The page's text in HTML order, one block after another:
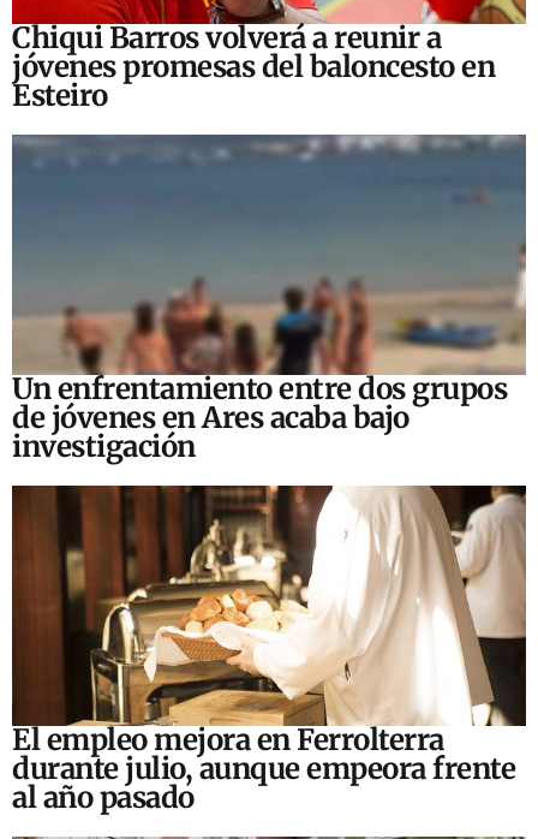
Chiqui Barros volverá a reunir a
jóvenes promesas del baloncesto en
Esteiro
Un enfrentamiento entre dos grupos
de jóvenes en Ares acaba bajo
investigación
El empleo mejora en Ferrolterra
durante julio, aunque empeora frente
al año pasado